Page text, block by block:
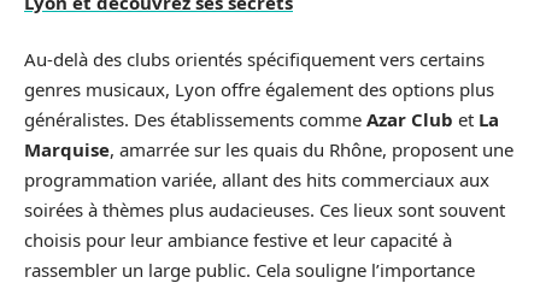
Au-delà des clubs orientés spécifiquement vers certains
genres musicaux, Lyon offre également des options plus
généralistes. Des établissements comme Azar Club et La
Marquise, amarrée sur les quais du Rhône, proposent une
programmation variée, allant des hits commerciaux aux
soirées à thèmes plus audacieuses. Ces lieux sont souvent
choisis pour leur ambiance festive et leur capacité à
rassembler un large public. Cela souligne l’importance